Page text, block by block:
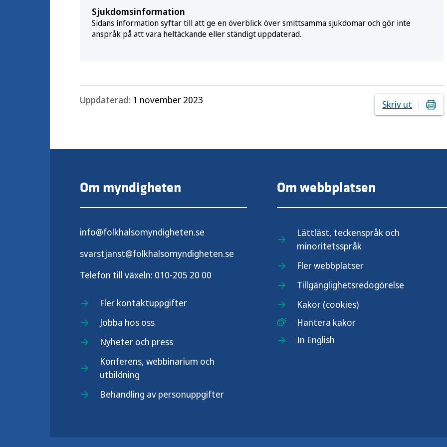
Sjukdomsinformation
Sidans information syftar till att ge en överblick över smittsamma sjukdomar och gör inte
anspråk på att vara heltäckande eller ständigt uppdaterad.
Uppdaterad: 1 november 2023 Skriv ut
Om myndigheten
info@folkhalsomyndigheten.se
svarstjanst@folkhalsomyndigheten.se
Telefon till växeln: 010-205 20 00
Fler kontaktuppgifter
Jobba hos oss
Nyheter och press
Konferens, webbinarium och
utbildning
Behandling av personuppgifter
Om webbplatsen
Lättläst, teckenspråk och
minoritetsspråk
Fler webbplatser
Tillgänglighetsredogörelse
Kakor (cookies)
Hantera kakor
In English